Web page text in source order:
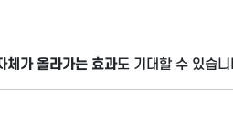
체가 올라가는 효과도 기대할 수 있습